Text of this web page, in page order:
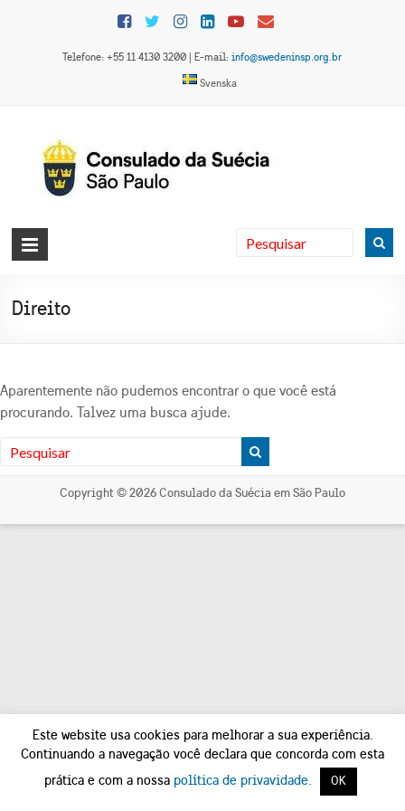
Telefone: +55 11 4130 3200 | E-mail:info@swedeninsp.org.br
Svenska
Consulado
em São
Direito
Aparentemente não pudemos encontrar o que você está
procurando. Talvez uma busca ajude.
Copyright © 2026Consulado da Suécia em São Paulo
Este website usa cookies para melhorar a sua experiência.
Continuando a navegação você declara que concorda com esta
prática e com a nossa política de privavidade. OK